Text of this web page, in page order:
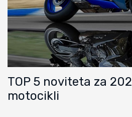
TOP 5 noviteta za
motocikli